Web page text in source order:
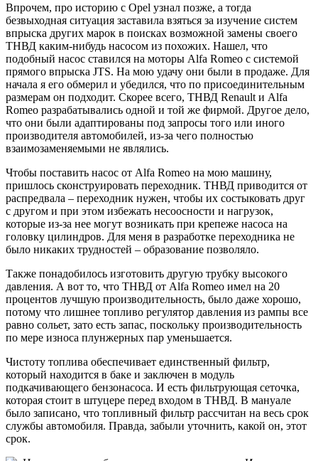
Впрочем, про историю с Opel узнал позже, а тогда
безвыходная ситуация заставила взяться за изучение систем
впрыска других марок в поисках возможной замены своего
ТНВД каким-нибудь насосом из похожих. Нашел, что
подобный насос ставился на моторы Alfa Romeo с системой
прямого впрыска JTS. На мою удачу они были в продаже. Для
начала я его обмерил и убедился, что по присоединительным
размерам он подходит. Скорее всего, ТНВД Renault и Alfa
Romeo разрабатывались одной и той же фирмой. Другое дело,
что они были адаптированы под запросы того или иного
производителя автомобилей, из-за чего полностью
взаимозаменяемыми не являлись.
Чтобы поставить насос от Alfa Romeo на мою машину,
пришлось сконструировать переходник. ТНВД приводится от
распредвала – переходник нужен, чтобы их состыковать друг
с другом и при этом избежать несоосности и нагрузок,
которые из-за нее могут возникать при крепеже насоса на
головку цилиндров. Для меня в разработке переходника не
было никаких трудностей – образование позволяло.
Также понадобилось изготовить другую трубку высокого
давления. А вот то, что ТНВД от Alfa Romeo имел на 20
процентов лучшую производительность, было даже хорошо,
потому что лишнее топливо регулятор давления из рампы все
равно сольет, зато есть запас, поскольку производительность
по мере износа плунжерных пар уменьшается.
Чистоту топлива обеспечивает единственный фильтр,
который находится в баке и заключен в модуль
подкачивающего бензонасоса. И есть фильтрующая сеточка,
которая стоит в штуцере перед входом в ТНВД. В мануале
было записано, что топливный фильтр рассчитан на весь срок
службы автомобиля. Правда, забыли уточнить, какой он, этот
срок.